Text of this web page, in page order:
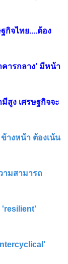
กิจไทย....ต้อง
ารกลาง’ มีหน้า
สูง เศรษฐกิจจะ
างหน้า ต้องเน้น
ามสามารถ
'resilient'